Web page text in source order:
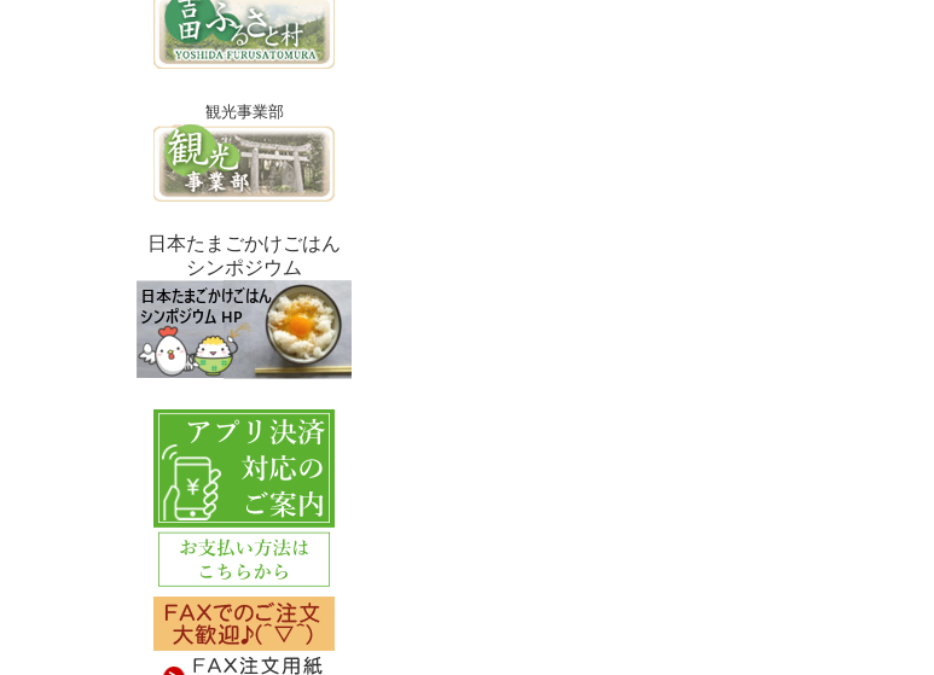
観光事業部
日本たまごかけごはん
シンポジウム